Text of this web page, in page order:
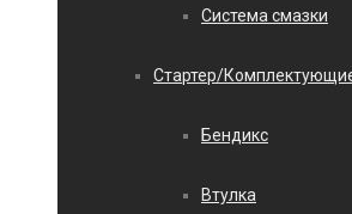
Система смазки
Стартер/
Бендикс
Втулка